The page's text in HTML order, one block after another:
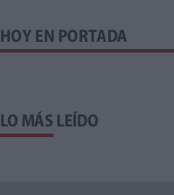
HOY EN PORTADA
LO MÁS LEÍDO